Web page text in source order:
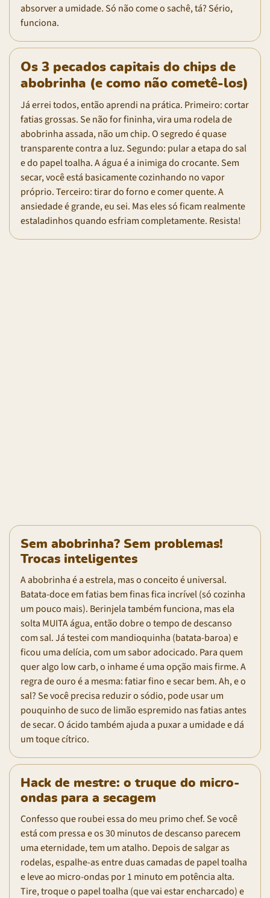
absorver a umidade. Só não come o sachê, tá? Sério,
funciona.
Os 3 pecados capitais do chips de
abobrinha (e como não cometê-los)
Já errei todos, então aprendi na prática. Primeiro: cortar
fatias grossas. Se não for fininha, vira uma rodela de
abobrinha assada, não um chip. O segredo é quase
transparente contra a luz. Segundo: pular a etapa do sal
e do papel toalha. A água é a inimiga do crocante. Sem
secar, você está basicamente cozinhando no vapor
próprio. Terceiro: tirar do forno e comer quente. A
ansiedade é grande, eu sei. Mas eles só ficam realmente
estaladinhos quando esfriam completamente. Resista!
Sem abobrinha? Sem problemas!
Trocas inteligentes
A abobrinha é a estrela, mas o conceito é universal.
Batata-doce em fatias bem finas fica incrível (só cozinha
um pouco mais). Berinjela também funciona, mas ela
solta MUITA água, então dobre o tempo de descanso
com sal. Já testei com mandioquinha (batata-baroa) e
ficou uma delícia, com um sabor adocicado. Para quem
quer algo low carb, o inhame é uma opção mais firme. A
regra de ouro é a mesma: fatiar fino e secar bem. Ah, e o
sal? Se você precisa reduzir o sódio, pode usar um
pouquinho de suco de limão espremido nas fatias antes
de secar. O ácido também ajuda a puxar a umidade e dá
um toque cítrico.
Hack de mestre: o truque do micro-
ondas para a secagem
Confesso que roubei essa do meu primo chef. Se você
está com pressa e os 30 minutos de descanso parecem
uma eternidade, tem um atalho. Depois de salgar as
rodelas, espalhe-as entre duas camadas de papel toalha
e leve ao micro-ondas por 1 minuto em potência alta.
Tire, troque o papel toalha (que vai estar encharcado) e